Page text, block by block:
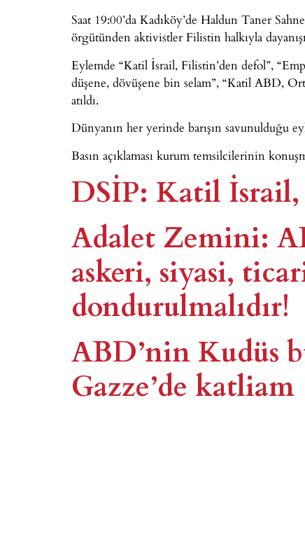
Saat 19:00’da Kadıköy’de Haldun Taner
örgütünden aktivistler Filistin halkıyla
Eylemde “Katil İsrail, Filistin’den defol”,
düşene, dövüşene bin selam”, “Katil ABD,
atıldı.
Dünyanın her yerinde barışın savunulduğu
Basın açıklaması kurum temsilcilerinin
DSİP: Katil
Adalet Zemini:
askeri, siyasi,
dondurulmalıdır!​
ABD’nin Kudüs
Gazze’de katliam​